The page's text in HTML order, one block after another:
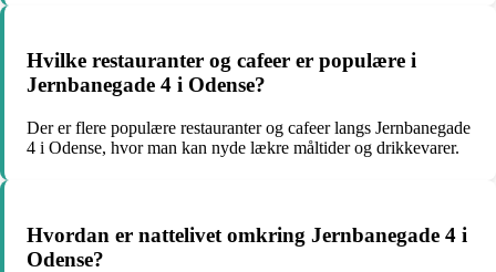
Hvilke restauranter og cafeer er populære i
Jernbanegade 4 i Odense?
Der er flere populære restauranter og cafeer langs Jernbanegade
4 i Odense, hvor man kan nyde lækre måltider og drikkevarer.
Hvordan er nattelivet omkring Jernbanegade 4 i
Odense?